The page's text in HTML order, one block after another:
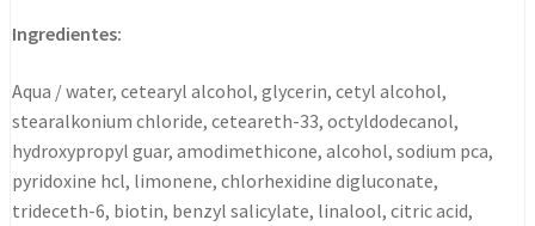
Ingredientes:
Aqua / water, cetearyl alcohol, glycerin, cetyl alcohol,
stearalkonium chloride, ceteareth-33, octyldodecanol,
hydroxypropyl guar, amodimethicone, alcohol, sodium pca,
pyridoxine hcl, limonene, chlorhexidine digluconate,
trideceth-6, biotin, benzyl salicylate, linalool, citric acid,